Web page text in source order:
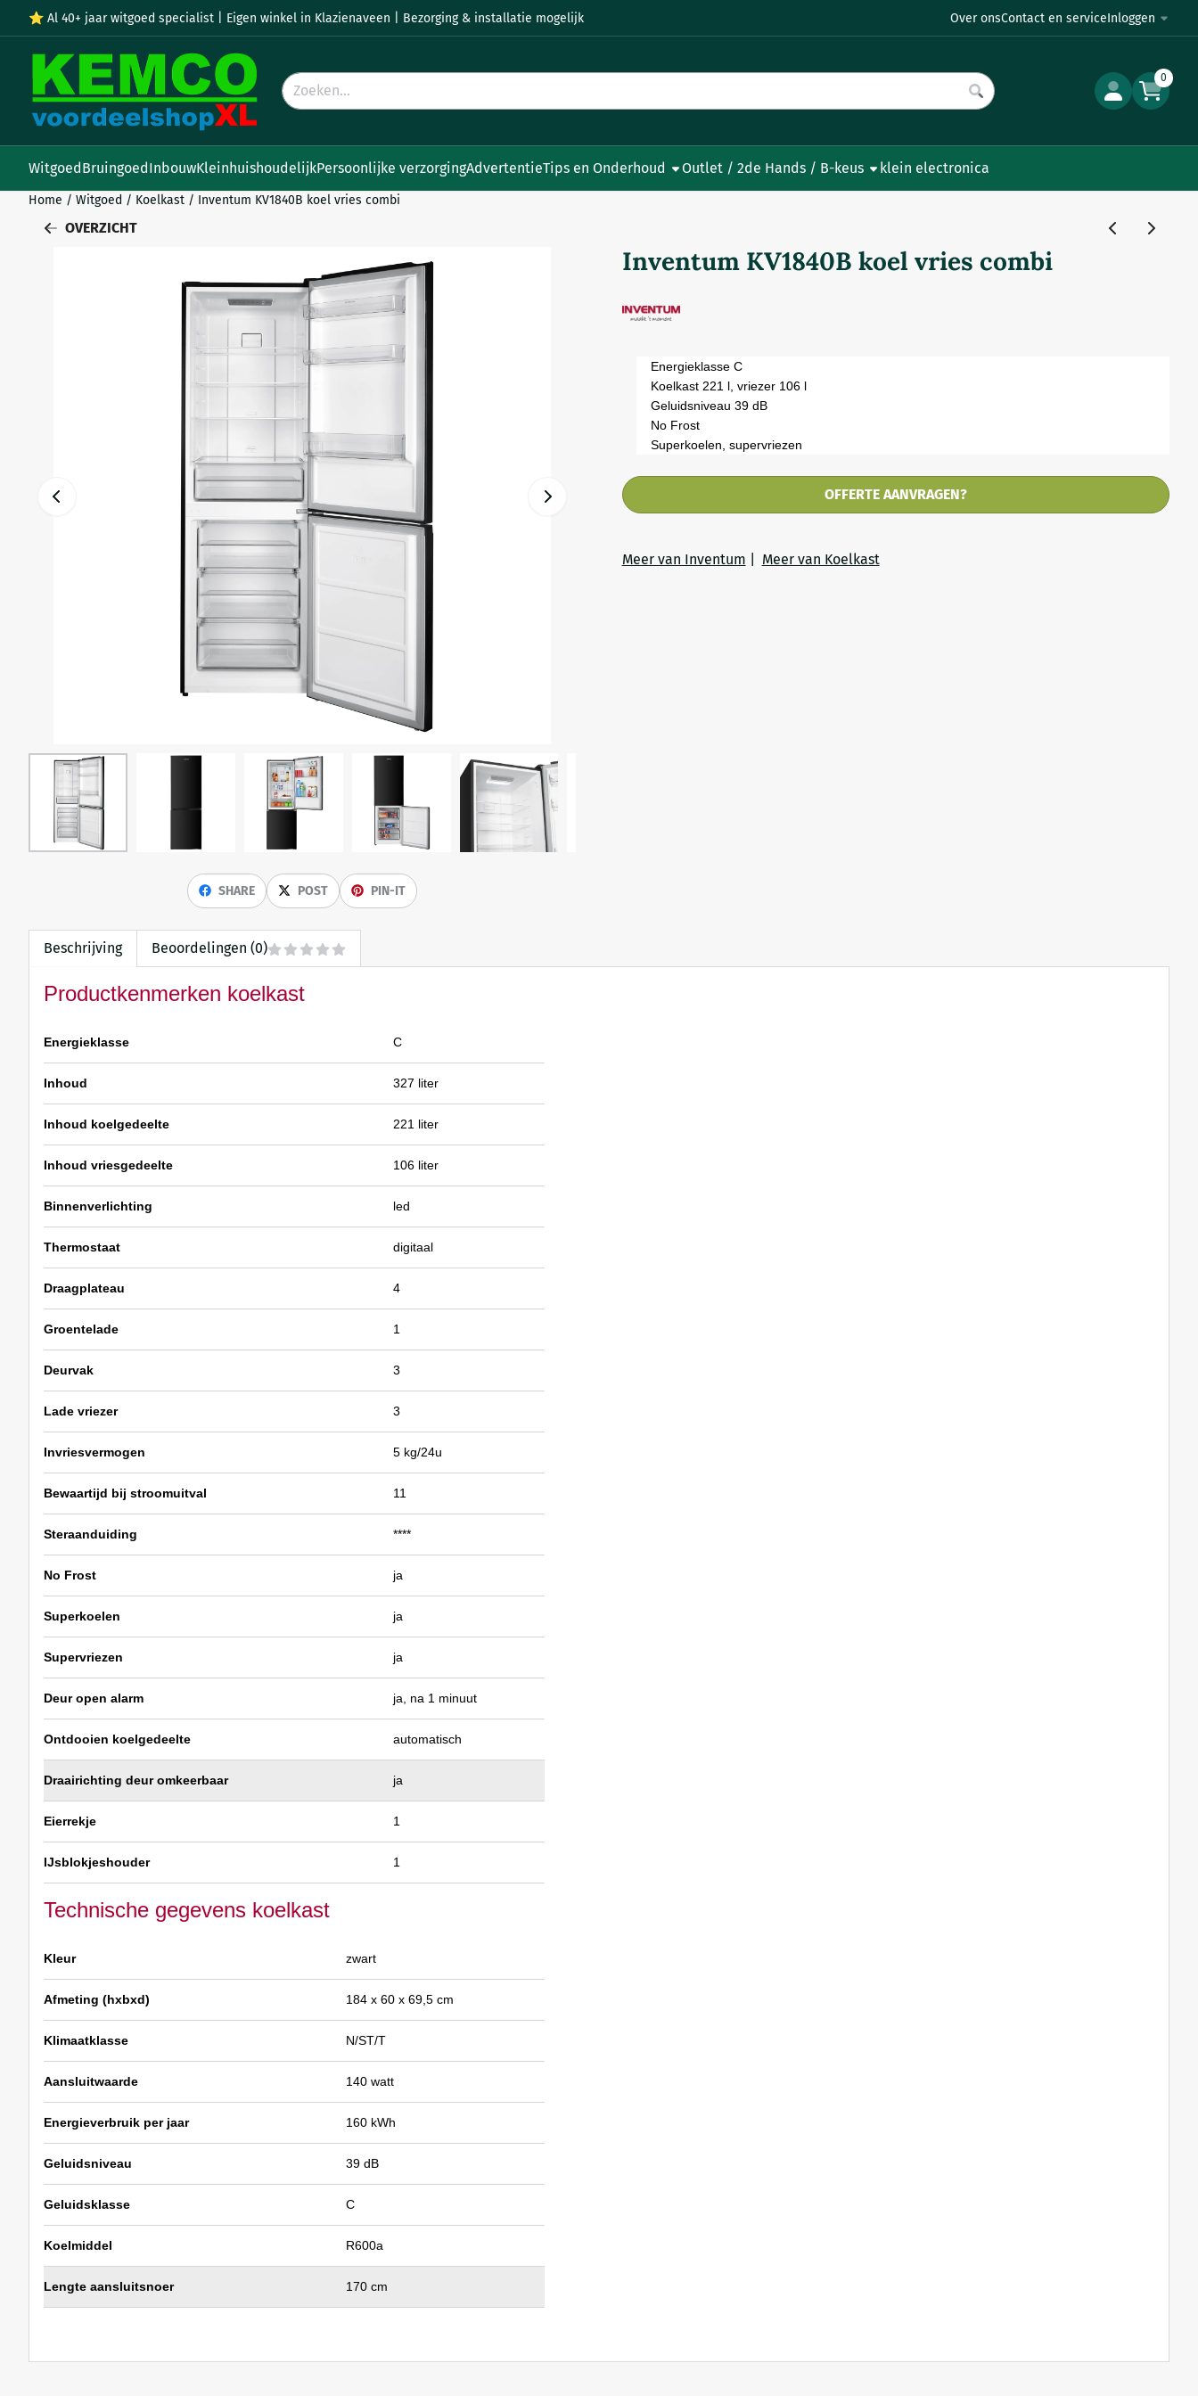
Cookievoorkeuren zijn momenteel gesloten.
⭐ Al 40+ jaar witgoed specialist | Eigen winkel in Klazienaveen | Bezorging & installatie mogelijk Over onsContact en serviceInloggen
Zoeken 0
WitgoedBruingoedInbouwKleinhuishoudelijkPersoonlijke verzorgingAdvertentieTips en Onderhoud Outlet / 2de Hands / B-keus klein electronica
Home / Witgoed / Koelkast / Inventum KV1840B koel vries combi
OVERZICHT
SHARE POST PIN-IT
Inventum KV1840B koel vries combi
Energieklasse C
Koelkast 221 l, vriezer 106 l
Geluidsniveau 39 dB
No Frost
Superkoelen, supervriezen
OFFERTE AANVRAGEN?
Meer van Inventum Meer van Koelkast
Beschrijving Beoordelingen (0)
Productkenmerken koelkast
Energieklasse C
Inhoud 327 liter
Inhoud koelgedeelte 221 liter
Inhoud vriesgedeelte 106 liter
Binnenverlichting led
Thermostaat digitaal
Draagplateau 4
Groentelade 1
Deurvak 3
Lade vriezer 3
Invriesvermogen 5 kg/24u
Bewaartijd bij stroomuitval 11
Steraanduiding ****
No Frost ja
Superkoelen ja
Supervriezen ja
Deur open alarm ja, na 1 minuut
Ontdooien koelgedeelte automatisch
Draairichting deur omkeerbaar ja
Eierrekje 1
IJsblokjeshouder 1
Technische gegevens koelkast
Kleur zwart
Afmeting (hxbxd) 184 x 60 x 69,5 cm
Klimaatklasse N/ST/T
Aansluitwaarde 140 watt
Energieverbruik per jaar 160 kWh
Geluidsniveau 39 dB
Geluidsklasse C
Koelmiddel R600a
Lengte aansluitsnoer 170 cm